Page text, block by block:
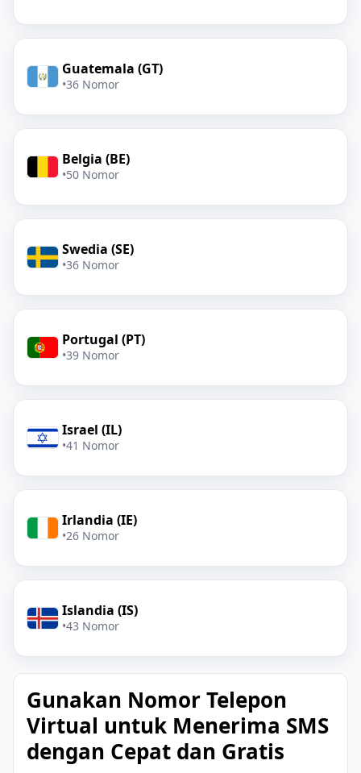
Guatemala (GT)
•36 Nomor
Belgia (BE)
•50 Nomor
Swedia (SE)
•36 Nomor
Portugal (PT)
•39 Nomor
Israel (IL)
•41 Nomor
Irlandia (IE)
•26 Nomor
Islandia (IS)
•43 Nomor
Gunakan Nomor Telepon
Virtual untuk Menerima SMS
dengan Cepat dan Gratis